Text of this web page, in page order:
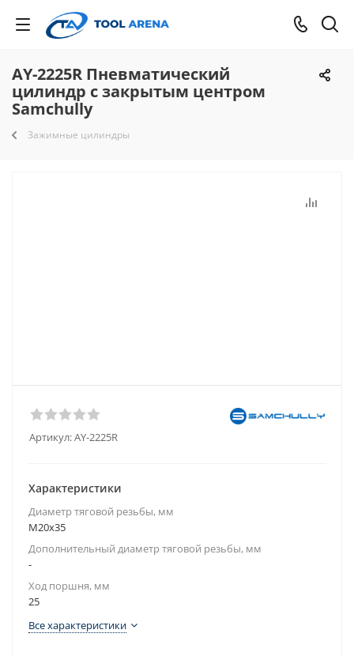
AY-2225R Пневматический
цилиндр с закрытым центром
Samchully
Зажимные цилиндры
Артикул:AY-2225R
Характеристики
Диаметр тяговой резьбы, мм
M20x35
Дополнительный диаметр тяговой резьбы, мм
-
Ход поршня, мм
25
Все характеристики